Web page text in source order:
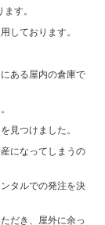
す。
しております。
ある屋内の倉庫で
見つけました。
になってしまうの
タルでの発注を決
だき、屋外に余っ